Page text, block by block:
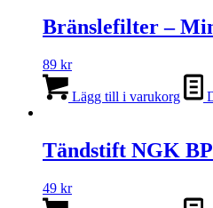
Bränslefilter –
89 kr
Lägg till i varukorg
Tändstift NGK
49 kr